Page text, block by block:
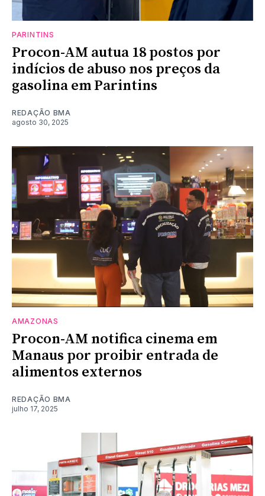
PARINTINS
Procon-AM autua 18 postos por
indícios de abuso nos preços da
gasolina em Parintins
REDAÇÃO BMA
agosto 30, 2025
AMAZONAS
Procon-AM notifica cinema em
Manaus por proibir entrada de
alimentos externos
REDAÇÃO BMA
julho 17, 2025